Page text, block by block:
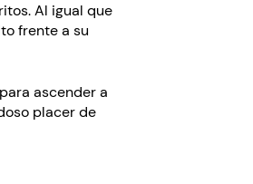
Al igual que
frente a su
ascender a
placer de